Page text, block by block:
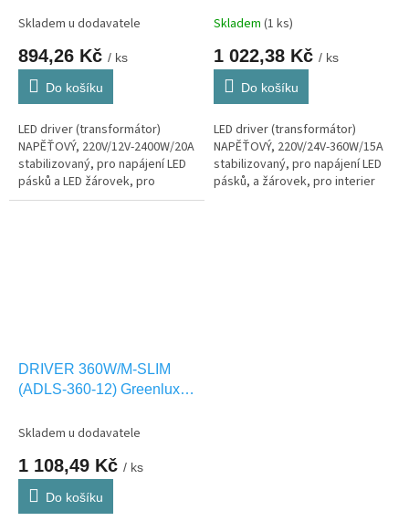
Skladem u dodavatele
894,26 Kč / ks
Do košíku
LED driver (transformátor)
NAPĚŤOVÝ, 220V/12V-2400W/20A
stabilizovaný, pro napájení LED
pásků a LED žárovek, pro
interier IP20
Skladem (1 ks)
1 022,38 Kč / ks
Do košíku
LED driver (transformátor)
NAPĚŤOVÝ, 220V/24V-360W/15A
stabilizovaný, pro napájení LED
pásků, a žárovek, pro interier
DRIVER 360W/M-SLIM
(ADLS-360-12) Greenlux
Skladem u dodavatele
1 108,49 Kč / ks
Do košíku